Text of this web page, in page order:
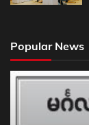
Popular News